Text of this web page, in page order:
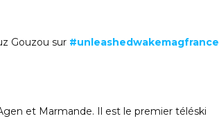
Gouzou sur #unleashedwakemagfrance
et Marmande. Il est le premier téléski